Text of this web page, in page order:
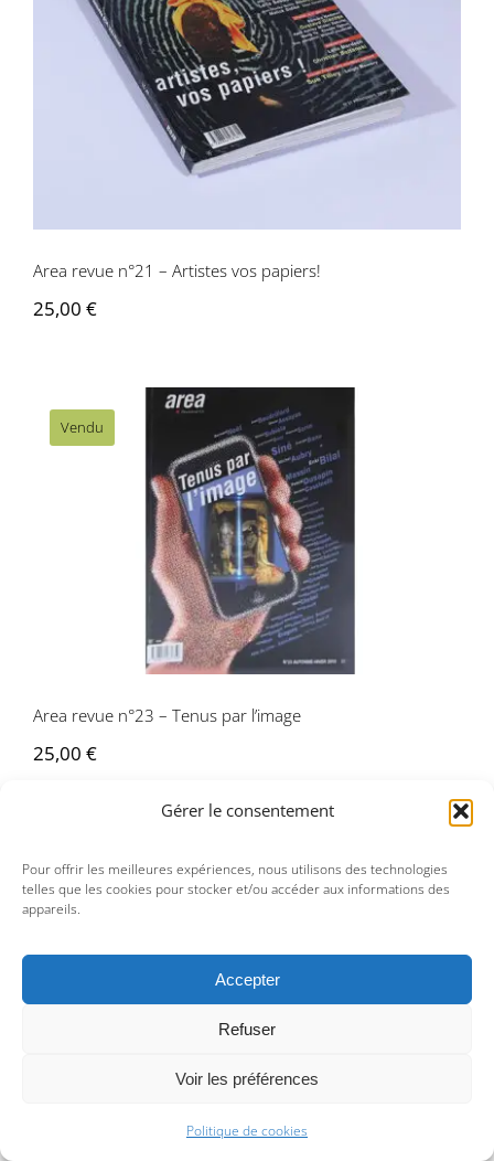
Gérer le consentement
Pour offrir les meilleures expériences, nous utilisons des technologies
telles que les cookies pour stocker et/ou accéder aux informations des
appareils.
Accepter
Refuser
Voir les préférences
Politique de cookies
Area revue n°21 – Artistes vos papiers!
Area revue n°21 – Artistes vos papiers!
25,00 €
Vendu
Area revue n°23 – Tenus par l’image
Area revue n°23 – Tenus par l’image
25,00 €
Area revue n°25 – Patrimoines, quelles